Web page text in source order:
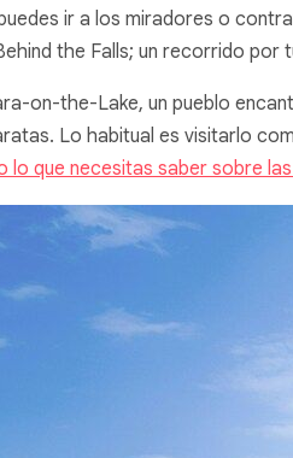
ir a los miradores o
the Falls; un recorrido por
on-the-Lake, un pueblo
Lo habitual es visitarlo
lo que necesitas saber sobre